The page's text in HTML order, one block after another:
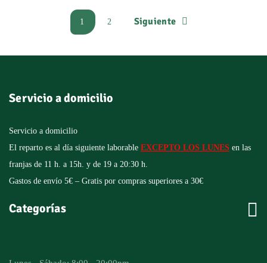
1 2 Siguiente
Servicio a domicilio
Servicio a domicilio
El reparto es al día siguiente laborable EXCEPTO LOS LUNES en las
franjas de 11 h. a 15h. y de 19 a 20:30 h.
Gastos de envío 5€ – Gratis por compras superiores a 30€
Categorías 